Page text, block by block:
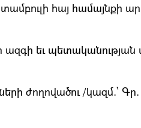
հայ համայնքի
եւ
ժողովածու /կազմ.՝